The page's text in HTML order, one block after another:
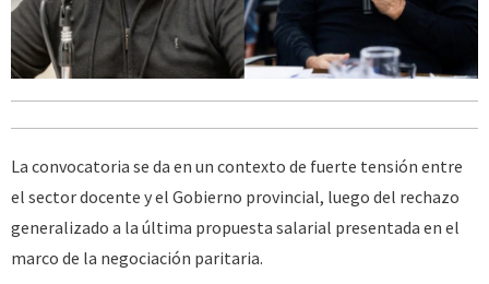
La convocatoria se da en un contexto de fuerte tensión entre
el sector docente y el Gobierno provincial, luego del rechazo
generalizado a la última propuesta salarial presentada en el
marco de la negociación paritaria.